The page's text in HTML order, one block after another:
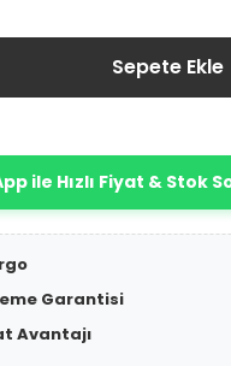
Sepete Ekle
ile Hızlı Fiyat & Stok
Garantisi
Avantajı